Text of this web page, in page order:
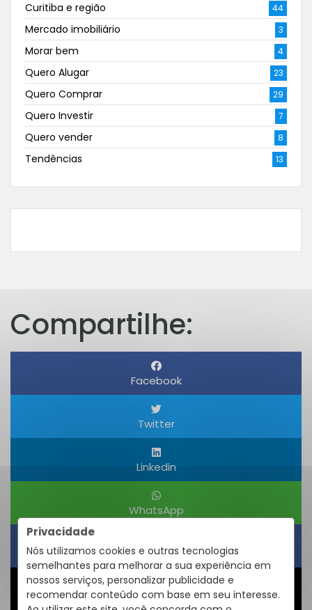
Privacidade
Nós utilizamos cookies e outras tecnologias
semelhantes para melhorar a sua experiência em
nossos serviços, personalizar publicidade e
recomendar conteúdo com base em seu interesse.
Curitiba e região
44
Mercado imobiliário 3
Morar bem 4
Quero Alugar 23
Quero Comprar 29
Quero Investir 7
Quero vender 8
Tendências 13
Compartilhe:
Facebook
Twitter
Linkedin
WhatsApp
Obter um Link
Compartilhar